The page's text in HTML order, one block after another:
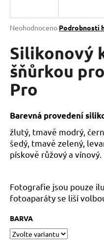
Průměrné
produktu
je
0,0
z
5
hvězdiček.
Neohodnoceno Podrobnosti
Silikonový
šňůrkou
Pro
Barevná provedení
žlutý, tmavě modrý,
šedý, tmavě zelený,
pískově růžový a vínový.
Fotografie jsou pouze
fotoaparáty se liší
BARVA
j
t
?
HLEDAT
D
o
r
č
u
j